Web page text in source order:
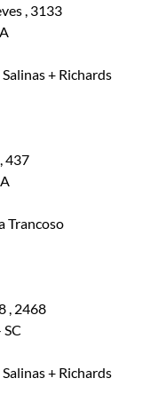
, 3133
+ Richards
, 437
Trancoso
, 2468
SC
+ Richards